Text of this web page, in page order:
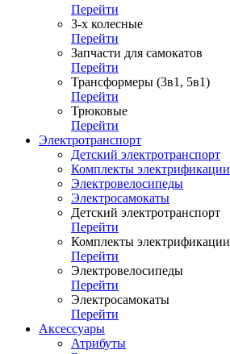
Перейти
3-х колесные
Перейти
Запчасти для самокатов
Перейти
Трансформеры (3в1, 5в1)
Перейти
Трюковые
Перейти
Электротранспорт
Детский электротранспорт
Комплекты электрификации
Электровелосипеды
Электросамокаты
Детский электротранспорт
Перейти
Комплекты электрификации
Перейти
Электровелосипеды
Перейти
Электросамокаты
Перейти
Аксессуары
Атрибуты